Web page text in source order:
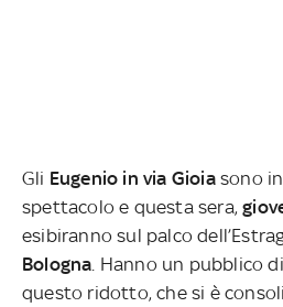
Gli Eugenio in via Gioiasono
spettacolo e questa sera,
esibiranno sul palco
Bologna . Hanno un pubblico
questo ridotto, che si è